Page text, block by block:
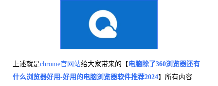
上述就是chrome官网站给大家带来的【电脑除了360浏览器还有
什么浏览器好用-好用的电脑浏览器软件推荐2024】所有内容